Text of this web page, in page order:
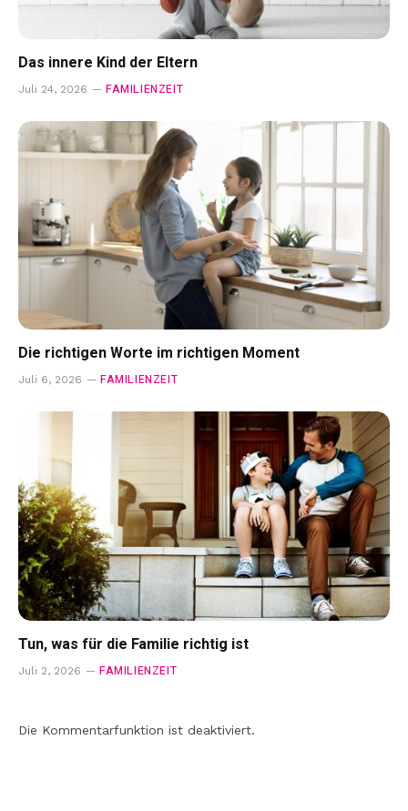
Das innere Kind der Eltern
Juli 24, 2026 FAMILIENZEIT
Die richtigen Worte im richtigen Moment
Juli 6, 2026 FAMILIENZEIT
Tun, was für die Familie richtig ist
Juli 2, 2026 FAMILIENZEIT
Die Kommentarfunktion ist deaktiviert.